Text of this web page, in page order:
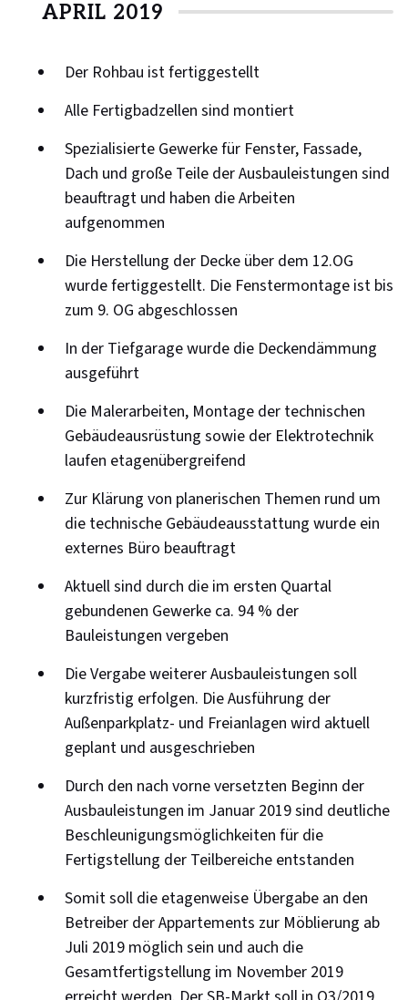
APRIL 2019
Der Rohbau ist fertiggestellt
Alle Fertigbadzellen sind montiert
Spezialisierte Gewerke für Fenster, Fassade,
Dach und große Teile der Ausbauleistungen sind
beauftragt und haben die Arbeiten
aufgenommen
Die Herstellung der Decke über dem 12.OG
wurde fertiggestellt. Die Fenstermontage ist bis
zum 9. OG abgeschlossen
In der Tiefgarage wurde die Deckendämmung
ausgeführt
Die Malerarbeiten, Montage der technischen
Gebäudeausrüstung sowie der Elektrotechnik
laufen etagenübergreifend
Zur Klärung von planerischen Themen rund um
die technische Gebäudeausstattung wurde ein
externes Büro beauftragt
Aktuell sind durch die im ersten Quartal
gebundenen Gewerke ca. 94 % der
Bauleistungen vergeben
Die Vergabe weiterer Ausbauleistungen soll
kurzfristig erfolgen. Die Ausführung der
Außenparkplatz- und Freianlagen wird aktuell
geplant und ausgeschrieben
Durch den nach vorne versetzten Beginn der
Ausbauleistungen im Januar 2019 sind deutliche
Beschleunigungsmöglichkeiten für die
Fertigstellung der Teilbereiche entstanden
Somit soll die etagenweise Übergabe an den
Betreiber der Appartements zur Möblierung ab
Juli 2019 möglich sein und auch die
Gesamtfertigstellung im November 2019